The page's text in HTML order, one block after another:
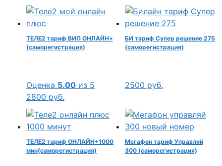
ТЕЛЕ2 тариф ВИП ОНЛАЙН+
(саморегистрация)
Оценка 5.00 из 5
2800 руб.
БИ тариф Супер решение 275
(саморегистрация)
2500 руб.
ТЕЛЕ2 тариф ОНЛАЙН+1000
мин(саморегистрация)
Мегафон тариф Управляй
300 (саморегистрация)